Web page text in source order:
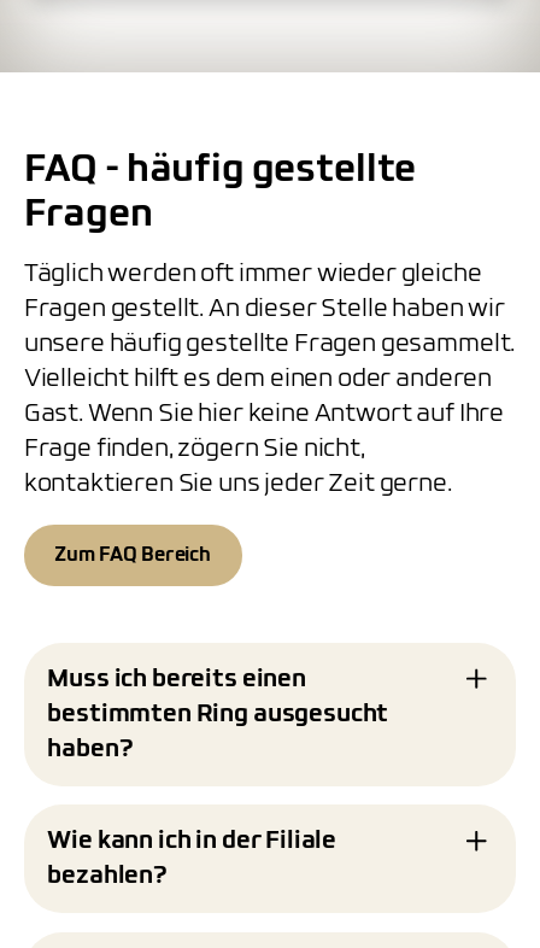
FAQ - häufig gestellte
Fragen
Täglich werden oft immer wieder gleiche
Fragen gestellt. An dieser Stelle haben wir
unsere häufig gestellte Fragen gesammelt.
Vielleicht hilft es dem einen oder anderen
Gast. Wenn Sie hier keine Antwort auf Ihre
Frage finden, zögern Sie nicht,
kontaktieren Sie uns jeder Zeit gerne.
Zum FAQ Bereich
Muss ich bereits einen
bestimmten Ring ausgesucht
haben?
bereits ausgesucht haben. Wir begleiten Sie
Trauringgestaltung. Wenn Sie klare
Vorstellungen haben, setzen wir diese
selbstverständlich gerne um. Falls Sie jedoch
Wie kann ich in der Filiale
bezahlen?